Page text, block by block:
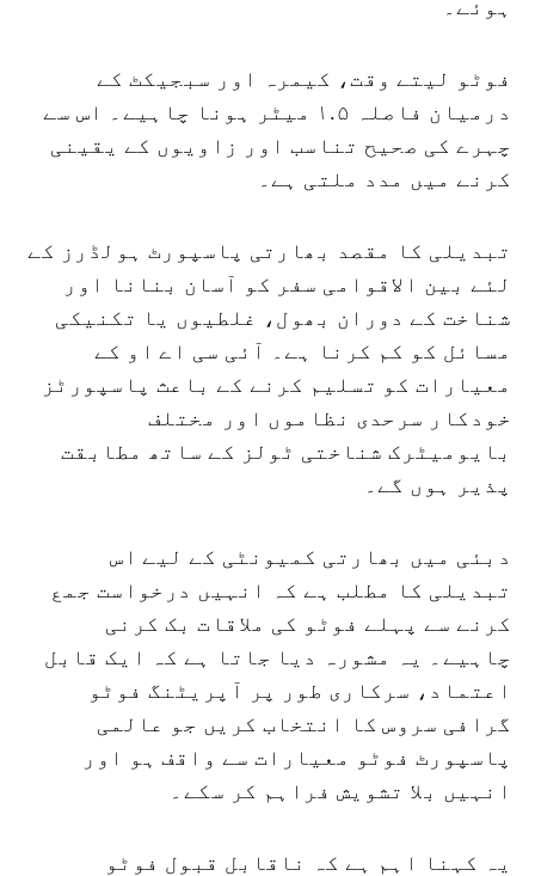
ہوئے۔
فوٹو لیتے وقت، کیمرہ اور سبجیکٹ کے
درمیان فاصلہ ۱.۵ میٹر ہونا چاہیے۔ اس سے
چہرے کی صحیح تناسب اور زاویوں کے یقینی
کرنے میں مدد ملتی ہے۔
تبدیلی کا مقصد بھارتی پاسپورٹ ہولڈرز کے
لئے بین الاقوامی سفر کو آسان بنانا اور
شناخت کے دوران بھول، غلطیوں یا تکنیکی
مسائل کو کم کرنا ہے۔ آئی سی اے او کے
معیارات کو تسلیم کرنے کے باعث پاسپورٹز
خودکار سرحدی نظاموں اور مختلف
بایومیٹرک شناختی ٹولز کے ساتھ مطابقت
پذیر ہوں گے۔
دبئی میں بھارتی کمیونٹی کے لیے اس
تبدیلی کا مطلب ہے کہ انہیں درخواست جمع
کرنے سے پہلے فوٹو کی ملاقات بک کرنی
چاہیے۔ یہ مشورہ دیا جاتا ہے کہ ایک قابل
اعتماد، سرکاری طور پر آپریٹنگ فوٹو
گرافی سروس کا انتخاب کریں جو عالمی
پاسپورٹ فوٹو معیارات سے واقف ہو اور
انہیں بلا تشویش فراہم کر سکے۔
یہ کہنا اہم ہے کہ ناقابل قبول فوٹو